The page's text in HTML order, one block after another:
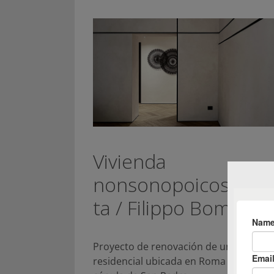
Vivienda
ta / Filippo Bombace
Proyecto de renovación de una
residencial ubicada en Roma a pasos de